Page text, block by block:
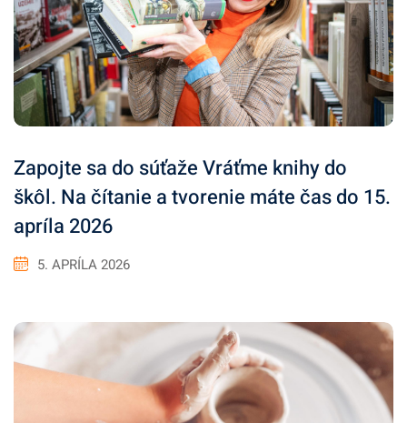
Zapojte sa do súťaže Vráťme knihy do
škôl. Na čítanie a tvorenie máte čas do 15.
apríla 2026
5. APRÍLA 2026